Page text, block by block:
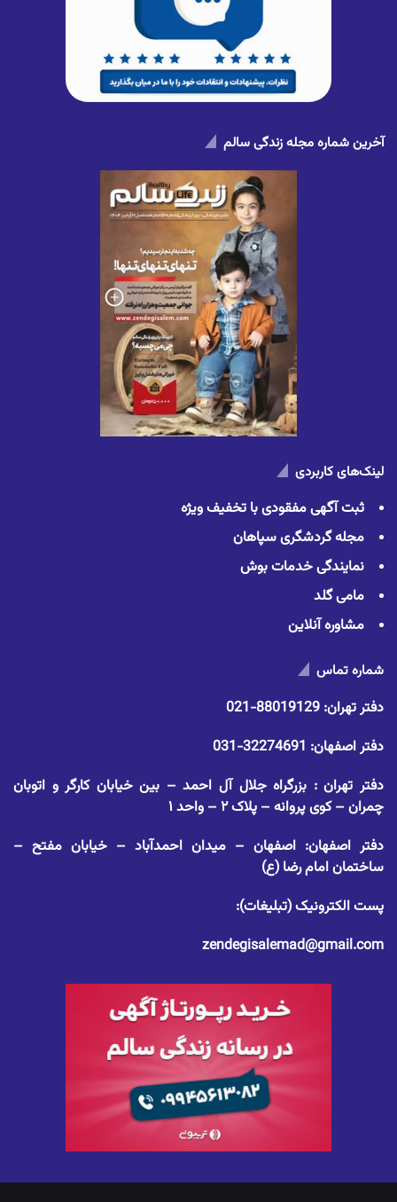
آخرین شماره مجله زندگی سالم
لینک‌های کاربردی
ثبت آگهی مفقودی با تخفیف ویژه
مجله گردشگری سپاهان
نمایندگی خدمات بوش
مامی گلد
مشاوره آنلاین
شماره تماس
دفتر تهران: 88019129-021
دفتر اصفهان: 32274691-031
دفتر تهران : بزرگراه جلال آل احمد – بین خیابان کارگر و اتوبان
چمران – کوی پروانه – پلاک ۲ – واحد ۱
دفتر اصفهان: اصفهان – میدان احمدآباد – خیابان مفتح –
ساختمان امام رضا (ع)
پست الکترونیک (تبلیغات):
zendegisalemad@gmail.com